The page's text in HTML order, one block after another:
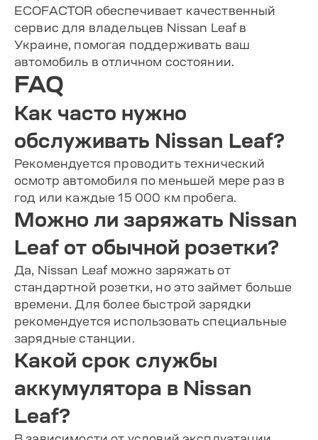
ECOFACTOR обеспечивает качественный
сервис для владельцев Nissan Leaf в
Украине, помогая поддерживать ваш
автомобиль в отличном состоянии.
FAQ
Как часто нужно
обслуживать Nissan Leaf?
Рекомендуется проводить технический
осмотр автомобиля по меньшей мере раз в
год или каждые 15 000 км пробега.
Можно ли заряжать Nissan
Leaf от обычной розетки?
Да, Nissan Leaf можно заряжать от
стандартной розетки, но это займет больше
времени. Для более быстрой зарядки
рекомендуется использовать специальные
зарядные станции.
Какой срок службы
аккумулятора в Nissan
Leaf?